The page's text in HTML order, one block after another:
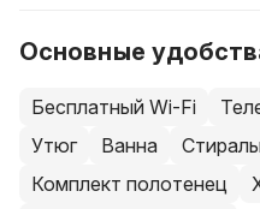
Основные
Бесплатный Wi-Fi
Утюг
Ванна
Комплект полотенец